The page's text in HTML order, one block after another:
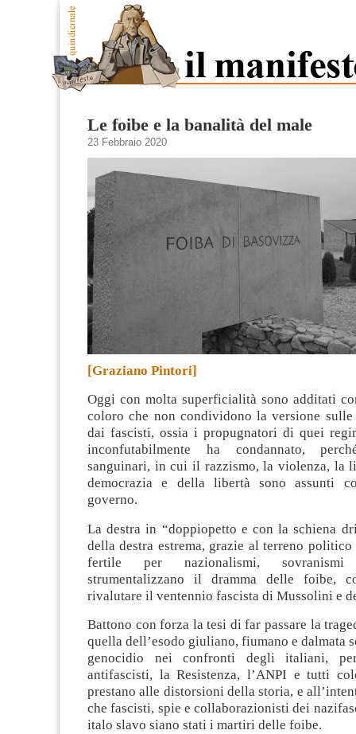
Le foibe e la banalità del male
23 Febbraio 2020
[Graziano Pintori]
Oggi con molta superficialità sono additati
coloro che non condividono la versione sulle
dai fascisti, ossia i propugnatori di quei
inconfutabilmente ha condannato,
sanguinari, in cui il razzismo, la violenza, la
democrazia e della libertà sono assunti
governo.
La destra in “doppiopetto e con la schiena
della destra estrema, grazie al terreno
fertile per nazionalismi,
strumentalizzano il dramma delle foibe,
rivalutare il ventennio fascista di Mussolini e
Battono con forza la tesi di far passare la
quella dell’esodo giuliano, fiumano e dalmata
genocidio nei confronti degli italiani,
antifascisti, la Resistenza, l’ANPI e tutti
prestano alle distorsioni della storia, e
che fascisti, spie e collaborazionisti dei
italo slavo siano stati i martiri delle foibe.